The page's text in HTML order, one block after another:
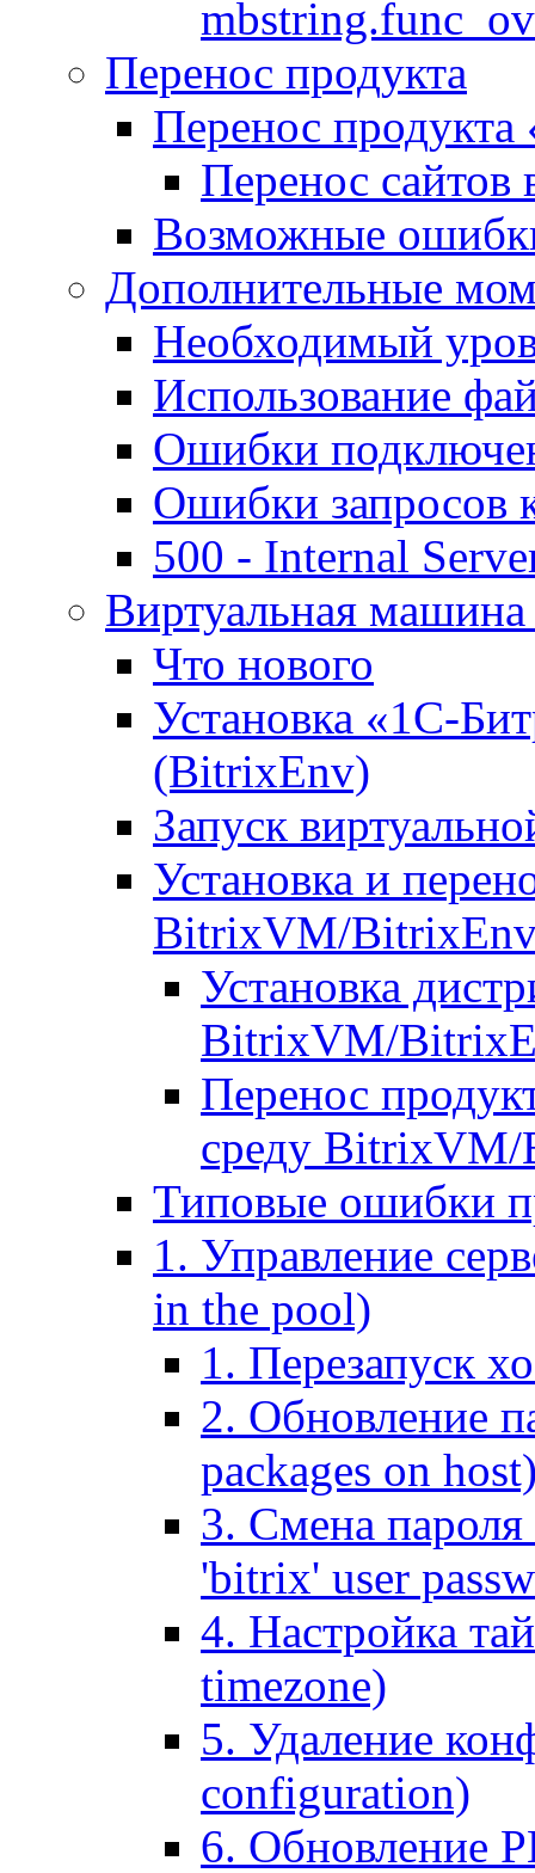
Перенос продукта
Перенос продукта
Перенос сайтов
Возможные
Дополнительные
Необходимый
Использование
Ошибки
Ошибки запросов
500 - Internal
Виртуальная
Что нового
Установка «1С-
(BitrixEnv)
Запуск
Установка и
BitrixVM/
Установка
BitrixVM/
Перенос
среду
Типовые ошибки
1. Управление
in the pool)
1. Перезапуск
2. Обновление
packages on
3. Смена пароля
'bitrix' user
4. Настройка
timezone)
5. Удаление
configuration)
6. Обновление